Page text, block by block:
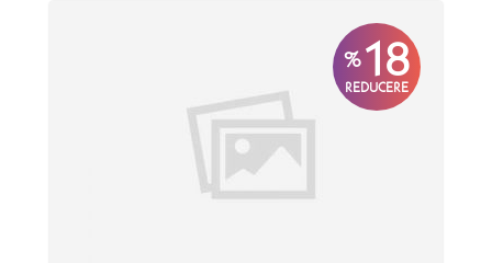
%18
REDUCERE